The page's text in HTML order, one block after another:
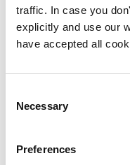
traffic. In case you
explicitly and use our
have accepted all
Selection
Necessary
Preferences
om positieve
2. Interviews
probeer dan één-
uit een kleine groep